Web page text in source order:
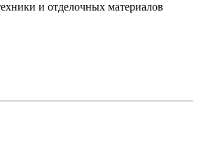
и отделочных материалов